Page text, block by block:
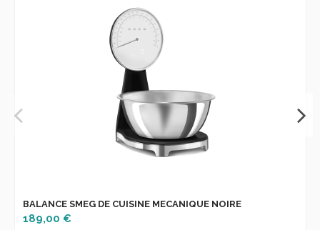
BALANCE SMEG DE CUISINE MECANIQUE NOIRE
189,00 €